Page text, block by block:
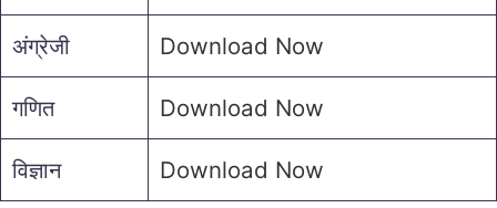
अंग्रेजी Download Now
गणित Download Now
विज्ञान Download Now